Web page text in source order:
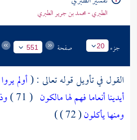
الطبري - محمد بن جرير الطبري
جزء 20 صفحة 551
القول في تأويل قوله تعالى : (أولم
أيدينا أنعاما فهم لها مالكون ( 71 )
ومنها يأكلون( 72 ) )